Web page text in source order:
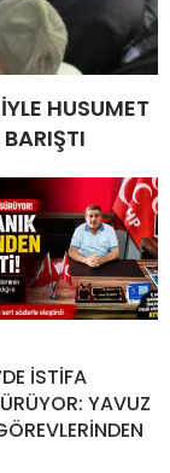
HUSUMET
İSTİFA
YAVUZ